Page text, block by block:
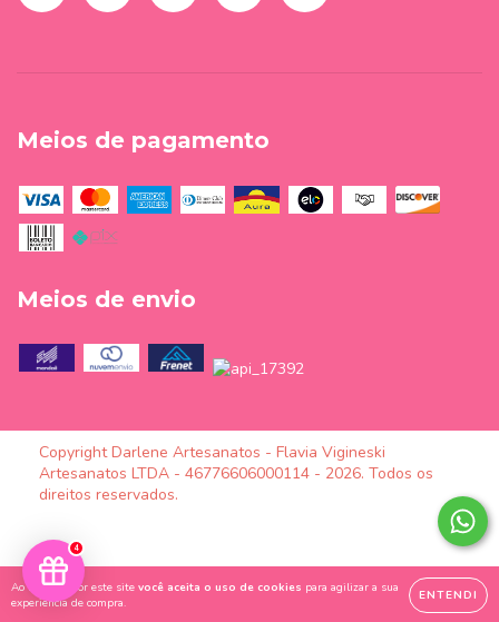
Ao navegar por este site você aceita o uso de cookies para agilizar a sua
experiência de compra.
ENTENDI
Meios de pagamento
Meios de envio
Copyright Darlene Artesanatos - Flavia Vigineski
Artesanatos LTDA - 46776606000114 - 2026. Todos os
direitos reservados.
4